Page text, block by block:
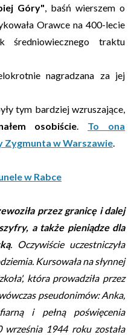
Góry", baśń wierszem o
Orawce na 400-lecie
średniowiecznego traktu
nagradzana za jej
tym bardziej wzruszające,
osobiście. To ona
Zygmunta w Warszawie.
w Rabce
przez granicę i dalej
a także pieniądze dla
. Oczywiście uczestniczyła
Kursowała na słynnej
która prowadziła przez
pseudonimów: Anka,
i pełną poświęcenia
września 1944 roku została